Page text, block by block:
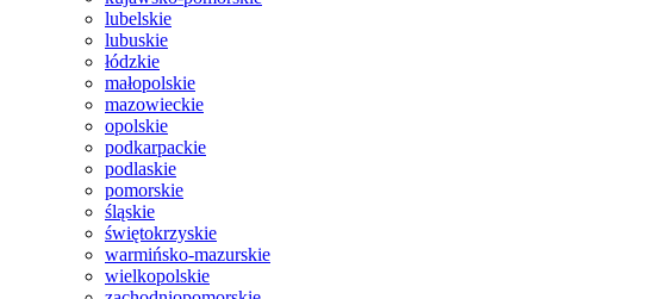
lubelskie
lubuskie
łódzkie
małopolskie
mazowieckie
opolskie
podkarpackie
podlaskie
pomorskie
śląskie
świętokrzyskie
warmińsko-mazurskie
wielkopolskie